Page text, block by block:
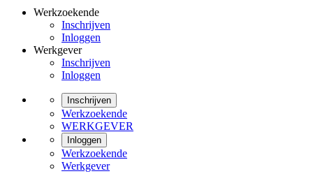
Werkzoekende
Inschrijven
Inloggen
Werkgever
Inschrijven
Inloggen
Inschrijven
Werkzoekende
WERKGEVER
Inloggen
Werkzoekende
Werkgever